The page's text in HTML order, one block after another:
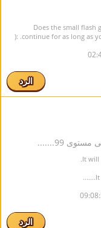
Does the small flash
continue for as long as
الرد
99.......
It
الرد